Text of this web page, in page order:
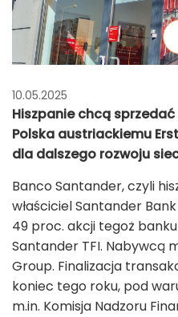
10.05.2025
Hiszpanie chcą
Polska austriackiemu
dla dalszego rozwoju
Banco Santander, czyli
właściciel Santander
49 proc. akcji tegoż
Santander TFI. Nabywcą
Group. Finalizacja
koniec tego roku, pod
m.in. Komisja Nadzoru